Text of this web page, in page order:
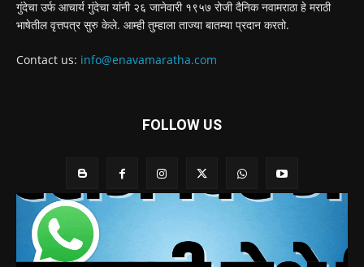
गुंदेचा उर्फ आचार्य गुंदेचा यांनी २६ जानेवारी १९५७ रोजी दैनिक नवामराठा हे मराठी
भाषेतील वृत्तपत्र सुरु केले. आम्ही तुम्हाला ताज्या बातम्या प्रदान करतो.
Contact us: info@enavamaratha.com
FOLLOW US